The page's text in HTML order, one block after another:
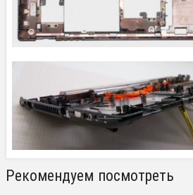
Рекомендуем посмотреть